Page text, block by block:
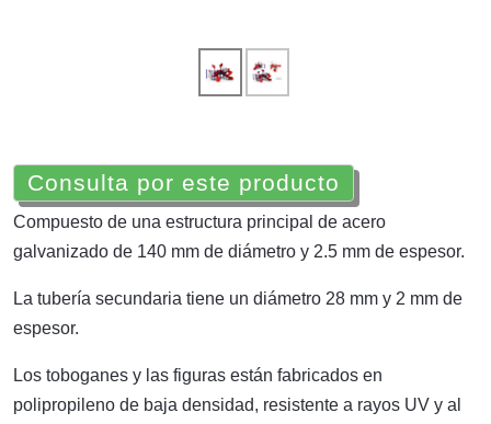
Consulta por este producto
Compuesto de una estructura principal de acero
galvanizado de 140 mm de diámetro y 2.5 mm de espesor.
La tubería secundaria tiene un diámetro 28 mm y 2 mm de
espesor.
Los toboganes y las figuras están fabricados en
polipropileno de baja densidad, resistente a rayos UV y al